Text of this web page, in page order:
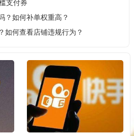
支付券
？如何补单权重高？
如何查看店铺违规行为？